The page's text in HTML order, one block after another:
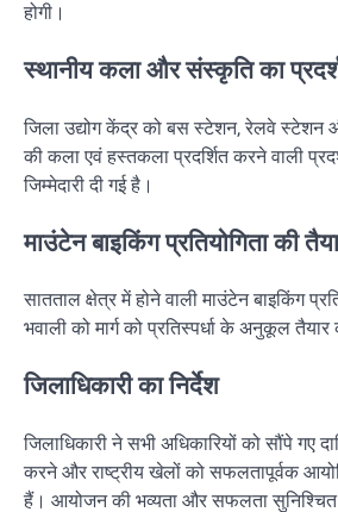
होगी।
स्थानीय कला और संस्कृति का
जिला उद्योग केंद्र को बस स्टेशन, रेलवे स्टेशन
की कला एवं हस्तकला प्रदर्शित करने वाली
जिम्मेदारी दी गई है।
माउंटेन बाइकिंग प्रतियोगिता की
सातताल क्षेत्र में होने वाली माउंटेन बाइकिंग
भवाली को मार्ग को प्रतिस्पर्धा के अनुकूल
जिलाधिकारी का निर्देश
जिलाधिकारी ने सभी अधिकारियों को सौंपे गए
करने और राष्ट्रीय खेलों को सफलतापूर्वक
हैं। आयोजन की भव्यता और सफलता